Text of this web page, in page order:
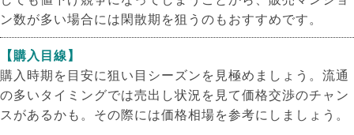
ン数が多い場合には閑散期を狙うのもおすすめです。
【購入目線】
購入時期を目安に狙い目シーズンを見極めましょう。流通
の多いタイミングでは売出し状況を見て価格交渉のチャン
スがあるかも。その際には価格相場を参考にしましょう。